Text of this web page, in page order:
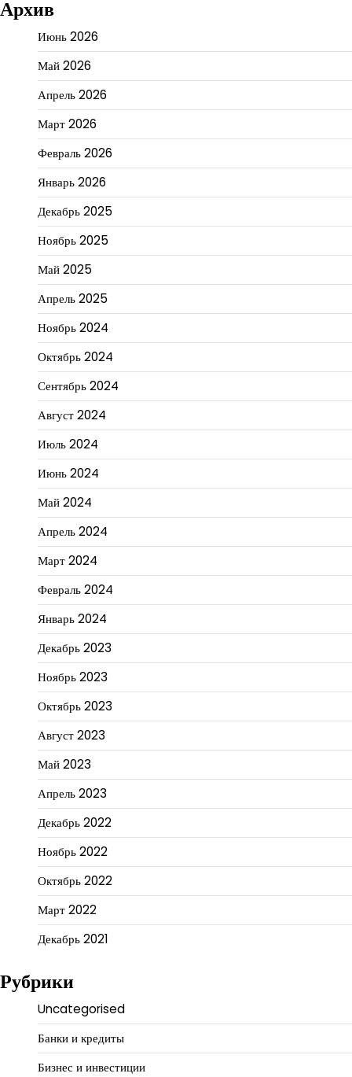
Архив
Июнь 2026
Май 2026
Апрель 2026
Март 2026
Февраль 2026
Январь 2026
Декабрь 2025
Ноябрь 2025
Май 2025
Апрель 2025
Ноябрь 2024
Октябрь 2024
Сентябрь 2024
Август 2024
Июль 2024
Июнь 2024
Май 2024
Апрель 2024
Март 2024
Февраль 2024
Январь 2024
Декабрь 2023
Ноябрь 2023
Октябрь 2023
Август 2023
Май 2023
Апрель 2023
Декабрь 2022
Ноябрь 2022
Октябрь 2022
Март 2022
Декабрь 2021
Рубрики
Uncategorised
Банки и кредиты
Бизнес и инвестиции